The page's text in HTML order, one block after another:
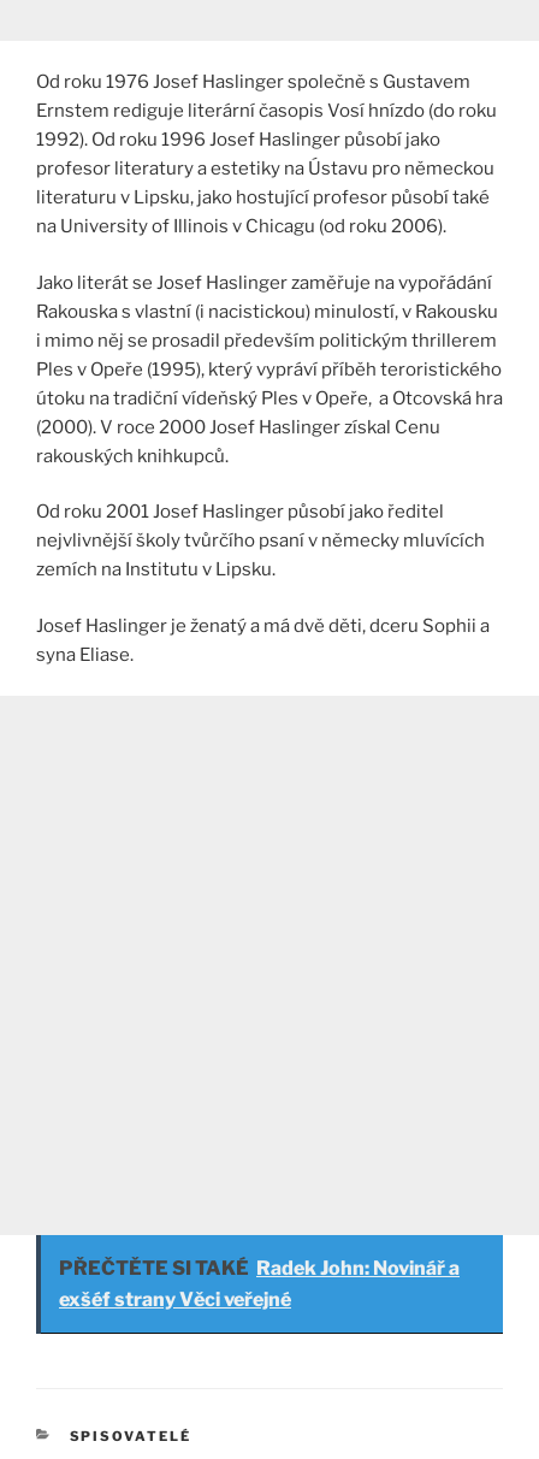
Od roku 1976 Josef Haslinger společně s Gustavem
Ernstem rediguje literární časopis Vosí hnízdo (do roku
1992). Od roku 1996 Josef Haslinger působí jako
profesor literatury a estetiky na Ústavu pro německou
literaturu v Lipsku, jako hostující profesor působí také
na University of Illinois v Chicagu (od roku 2006).
Jako literát se Josef Haslinger zaměřuje na vypořádání
Rakouska s vlastní (i nacistickou) minulostí, v Rakousku
i mimo něj se prosadil především politickým thrillerem
Ples v Opeře (1995), který vypráví příběh teroristického
útoku na tradiční vídeňský Ples v Opeře, a Otcovská hra
(2000). V roce 2000 Josef Haslinger získal Cenu
rakouských knihkupců.
Od roku 2001 Josef Haslinger působí jako ředitel
nejvlivnější školy tvůrčího psaní v německy mluvících
zemích na Institutu v Lipsku.
Josef Haslinger je ženatý a má dvě děti, dceru Sophii a
syna Eliase.
PŘEČTĚTE SI TAKÉ Radek John: Novinář a
exšéf strany Věci veřejné
RUBRIKY
SPISOVATELÉ